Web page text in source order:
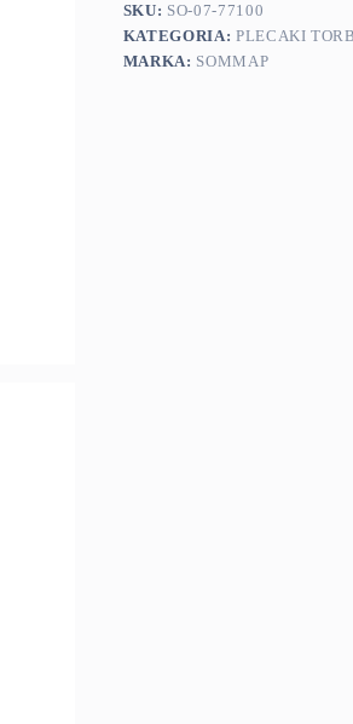
SKU: SO-07-77100
KATEGORIA: PLECAKI
MARKA: SOMMAP